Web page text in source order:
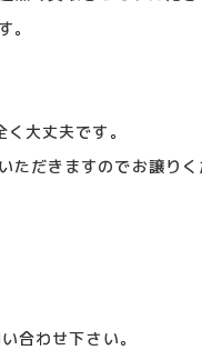
。
大丈夫です。
だきますのでお譲りく
合わせ下さい。